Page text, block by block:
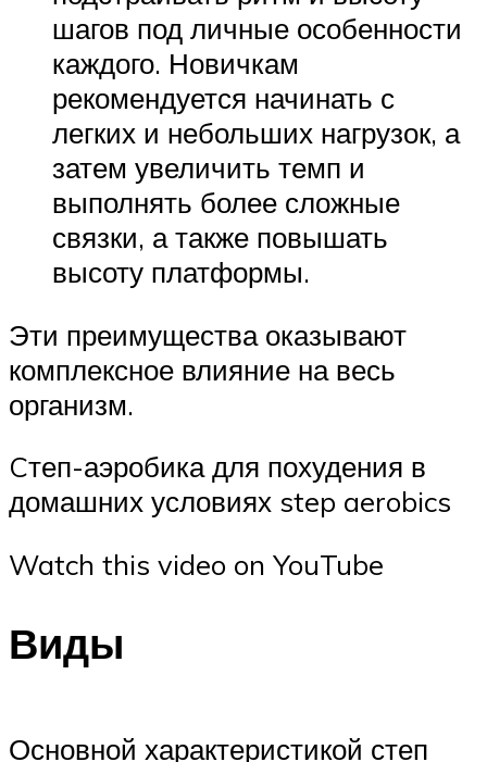
шагов под личные особенности
каждого. Новичкам
рекомендуется начинать с
легких и небольших нагрузок, а
затем увеличить темп и
выполнять более сложные
связки, а также повышать
высоту платформы.
Эти преимущества оказывают
комплексное влияние на весь
организм.
Cтеп-аэробика для похудения в
домашних условиях step aerobics
Watch this video on YouTube
Виды
Основной характеристикой степ